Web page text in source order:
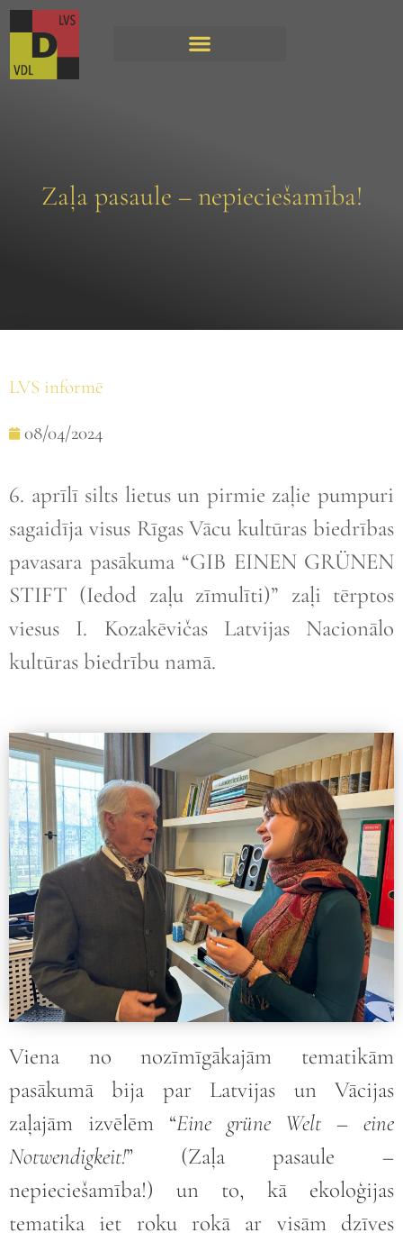
Zaļa pasaule – nepieciešamība!
LVS informē
08/04/2024
6. aprīlī silts lietus un pirmie zaļie pumpuri
sagaidīja visus Rīgas Vācu kultūras biedrības
pavasara pasākuma “GIB EINEN GRÜNEN
STIFT (Iedod zaļu zīmulīti)” zaļi tērptos
viesus I. Kozakēvičas Latvijas Nacionālo
kultūras biedrību namā.
Viena no nozīmīgākajām tematikām
pasākumā bija par Latvijas un Vācijas
zaļajām izvēlēm “Eine grüne Welt – eine
Notwendigkeit!” (Zaļa pasaule –
nepieciešamība!) un to, kā ekoloģijas
tematika iet roku rokā ar visām dzīves